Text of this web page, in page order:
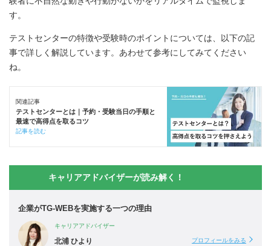
す。
テストセンターの特徴や受験時のポイントについては、以下の記
事で詳しく解説しています。あわせて参考にしてみてください
ね。
関連記事
テストセンターとは｜予約・受験当日の手順と
最速で高得点を取るコツ
記事を読む
キャリアアドバイザーが読み解く！
企業がTG-WEBを実施する一つの理由
キャリアアドバイザー
北浦 ひより プロフィールをみる